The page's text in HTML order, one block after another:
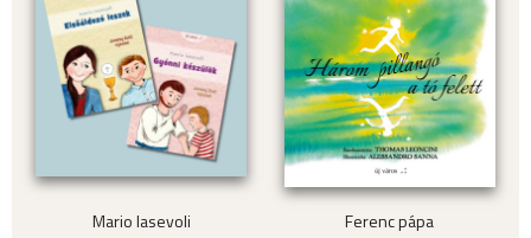
Mario Iasevoli
Ferenc pápa